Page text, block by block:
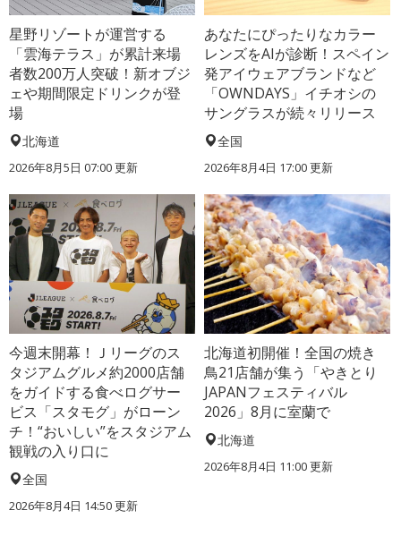
星野リゾートが運営する
「雲海テラス」が累計来場
者数200万人突破！新オブジ
ェや期間限定ドリンクが登
場
北海道
2026年8月5日 07:00更新
あなたにぴったりなカラー
レンズをAIが診断！スペイン
発アイウェアブランドなど
「OWNDAYS」イチオシの
サングラスが続々リリース
全国
2026年8月4日 17:00更新
今週末開幕！Ｊリーグのス
タジアムグルメ約2000店舗
をガイドする食べログサー
ビス「スタモグ」がローン
チ！“おいしい”をスタジアム
観戦の入り口に
全国
2026年8月4日 14:50更新
北海道初開催！全国の焼き
鳥21店舗が集う「やきとり
JAPANフェスティバル
2026」8月に室蘭で
北海道
2026年8月4日 11:00更新